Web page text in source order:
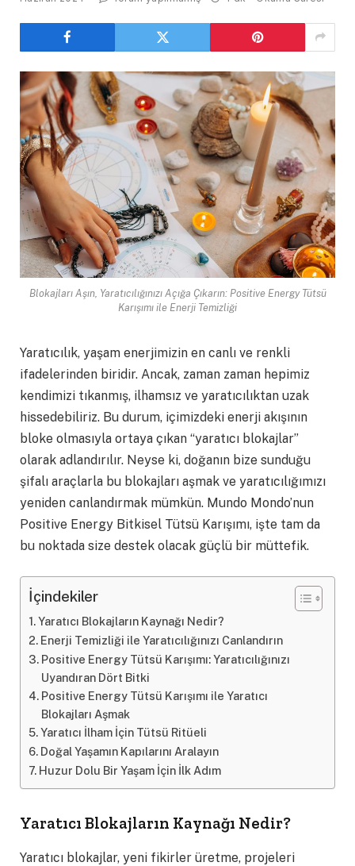
Blokajları Aşın, Yaratıcılığınızı Açığa Çıkarın: Positive Energy Tütsü
Karışımı ile Enerji Temizliği
Yaratıcılık, yaşam enerjimizin en canlı ve renkli
ifadelerinden biridir. Ancak, zaman zaman hepimiz
kendimizi tıkanmış, ilhamsız ve yaratıcılıktan uzak
hissedebiliriz. Bu durum, içimizdeki enerji akışının
bloke olmasıyla ortaya çıkan “yaratıcı blokajlar”
olarak adlandırılır. Neyse ki, doğanın bize sunduğu
şifalı araçlarla bu blokajları aşmak ve yaratıcılığımızı
yeniden canlandırmak mümkün. Mundo Mondo’nun
Positive Energy Bitkisel Tütsü Karışımı, işte tam da
bu noktada size destek olacak güçlü bir müttefik.
İçindekiler
Yaratıcı Blokajların Kaynağı Nedir?
Enerji Temizliği ile Yaratıcılığınızı Canlandırın
Positive Energy Tütsü Karışımı: Yaratıcılığınızı
Uyandıran Dört Bitki
Positive Energy Tütsü Karışımı ile Yaratıcı
Blokajları Aşmak
Yaratıcı İlham İçin Tütsü Ritüeli
Doğal Yaşamın Kapılarını Aralayın
Huzur Dolu Bir Yaşam İçin İlk Adım
Yaratıcı Blokajların Kaynağı Nedir?
Yaratıcı blokajlar, yeni fikirler üretme, projeleri